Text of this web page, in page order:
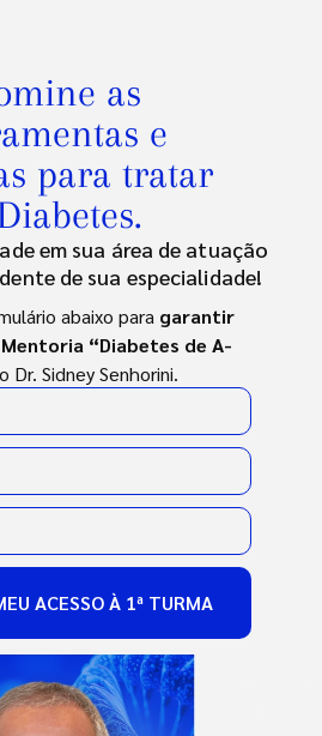
as
e
para tratar
em sua área de atuação
de sua especialidade!
abaixo para garantir
“Diabetes de A-
Dr. Sidney Senhorini.
ACESSO À 1ª TURMA